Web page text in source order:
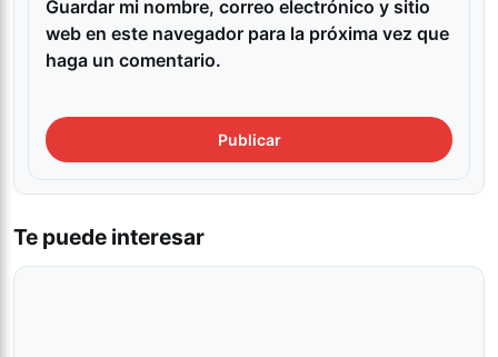
Guardar mi nombre, correo electrónico y sitio
web en este navegador para la próxima vez que
haga un comentario.
Te puede interesar